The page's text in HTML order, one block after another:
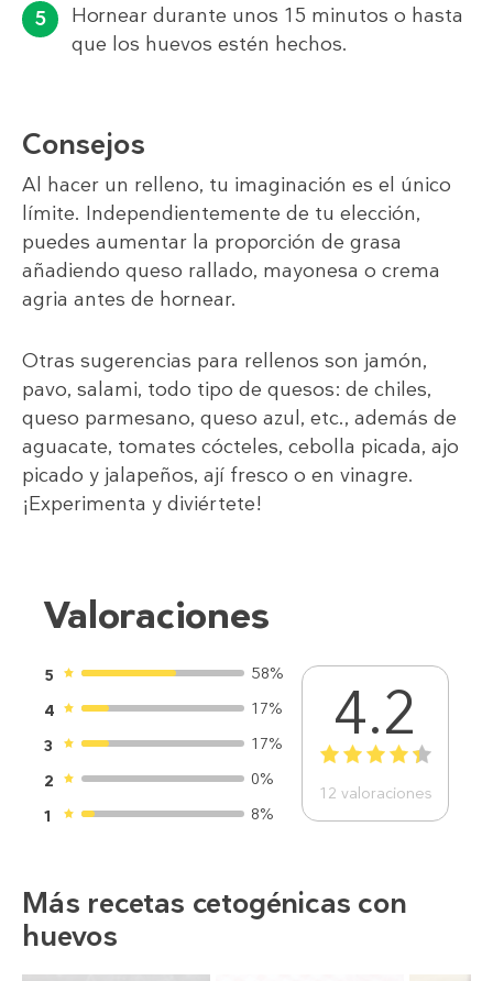
Hornear durante unos 15 minutos o hasta
que los huevos estén hechos.
Consejos
Al hacer un relleno, tu imaginación es el único
límite. Independientemente de tu elección,
puedes aumentar la proporción de grasa
añadiendo queso rallado, mayonesa o crema
agria antes de hornear.
Otras sugerencias para rellenos son jamón,
pavo, salami, todo tipo de quesos: de chiles,
queso parmesano, queso azul, etc., además de
aguacate, tomates cócteles, cebolla picada, ajo
picado y jalapeños, ají fresco o en vinagre.
¡Experimenta y diviértete!
Valoraciones
5
58%
4
17%
3
17%
2
0%
1
8%
4.2
1 2 3 4 5
12 valoraciones
Más recetas cetogénicas con
huevos